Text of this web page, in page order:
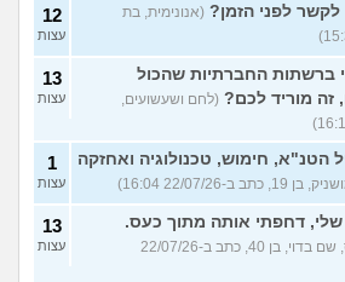
לפני הזמן? (אנונימית, בת
12
עצות
ברשתות החברתיות שהכול
זה מוריד לכם? (לחם ושעשועים,
13
עצות
הטנ"א, חימוש, טכנולוגיה ואחזקה
כתב ב-22/07/26 16:04)
1
עצות
דחפתי אותה מתוך כעס.
(אלכס, שם בדוי, בן 40, כתב ב-22/07/26
13
עצות